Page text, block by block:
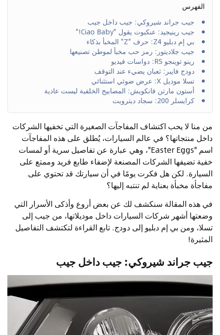
الفهرس
جيب جراند شيروكي: جيب داخل جيب
جيب رينيجيد: عنكبوت يقول "Ciao Baby!"
بي إم دبليو Z4: حرف "Z" المخبأ بذكاء
جيب جلاديتور: رمز حب مخبأ لموطن تصنيعها
رينو توينجو RS: دواسات فيديو
دودج فايبر: ثعبان يضيء عند التوقف
تسلا موديل X: عرض ضوئي استثنائي
أستون مارتن فانكويش: المصابيح الخلفية ليست عادية
كرايسلر 200: سجاد ديترويت
من منا لا يحب اكتشاف المفاجآت الصغيرة التي تخفيها الشركات
داخل منتجاتها؟ في عالم السيارات، يُطلق على هذه المفاجآت
اسم "Easter Eggs"، وهي عبارة عن تفاصيل سرية أو لمسات
خفية تضيفها الشركات المصنعة لإضفاء طابع فريد وممتع على
السيارة. لكن هل فكرت يومًا في أن سيارتك قد تحتوي على
مفاجأة مخبأة بعناية لم تنتبه إليها؟
في هذه المقالة سنكشف لك عن بعض أروع وأذكى الأسرار التي
وضعتها أشهر شركات السيارات داخل موديلاتها، من جيب إلى
تسلا، ومن بي إم دبليو إلى دودج. تابع القراءة لتكتشف التفاصيل
المثيرة!
جيب جراند شيروكي: جيب داخل جيب